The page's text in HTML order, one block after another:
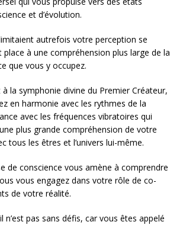
et d’évolution.
autrefois votre perception se
place à une compréhension plus large de la
que vous y occupez.
la symphonie divine du Premier Créateur,
en harmonie avec les rythmes de la
avec les fréquences vibratoires qui
plus grande compréhension de votre
tous les êtres et l’univers lui-même.
de conscience vous amène à comprendre
vous engagez dans votre rôle de co-
de votre réalité.
n’est pas sans défis, car vous êtes appelé